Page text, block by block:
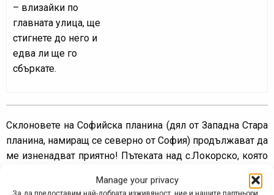
Manage your privacy
За да предоставим най-добрата изживяност, ние и нашите партньори
– влизайки по
главната улица, ще
стигнете до него и
едва ли ще го
сбъркате.
Склоновете на Софийска планина (дял от Западна Стара
планина, намиращ се северно от София) продължават да
ме изненадват приятно! Пътеката над с.Локорско, която
е основата на настоящия маршрут, е поредния пример в
това отношение. От гл.т. на физическо натоварване